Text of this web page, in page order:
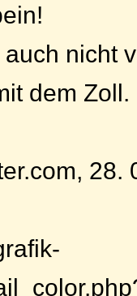
nicht
dem Zoll.
28.